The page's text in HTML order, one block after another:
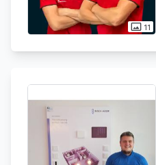
photo_size_select_actual 11